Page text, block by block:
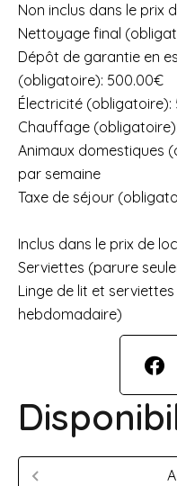
Non inclus dans le prix
Nettoyage final
Dépôt de garantie en
(obligatoire): 500.00€
Électricité
Chauffage
Animaux domestiques
par semaine
Taxe de séjour
Inclus dans le prix de
Serviettes (parure
Linge de lit et
hebdomadaire)